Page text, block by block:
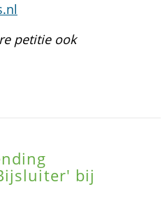
petitie ook
bij